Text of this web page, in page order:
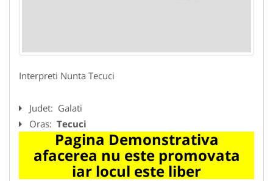
Interpreti Nunta Tecuci
Judet: Galati
Oras: Tecuci
Pagina Demonstrativa
afacerea nu este promovata
iar locul este liber